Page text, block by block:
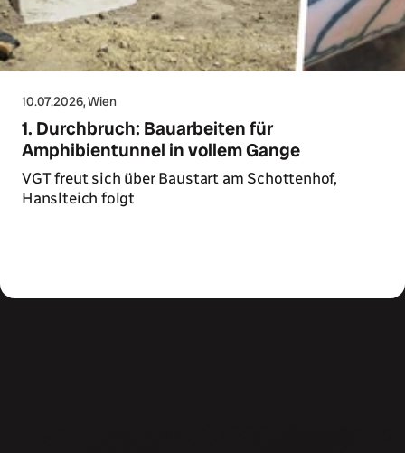
10.07.2026, Wien
1. Durchbruch: Bauarbeiten für
Amphibientunnel in vollem Gange
VGT freut sich über Baustart am Schottenhof,
Hanslteich folgt